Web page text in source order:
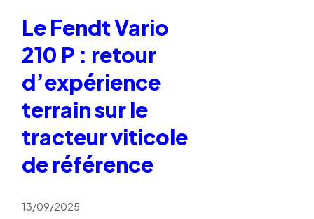
Le Fendt Vario
210 P : retour
d’expérience
terrain sur le
tracteur viticole
de référence
13/09/2025